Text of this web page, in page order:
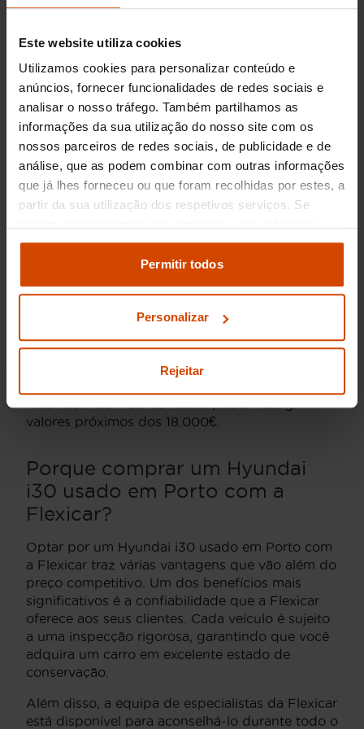
Este website utiliza cookies
Utilizamos cookies para personalizar conteúdo e
anúncios, fornecer funcionalidades de redes sociais e
analisar o nosso tráfego. Também partilhamos as
informações da sua utilização do nosso site com os
nossos parceiros de redes sociais, de publicidade e de
análise, que as podem combinar com outras informações
que já lhes forneceu ou que foram recolhidas por estes, a
partir da sua utilização dos respetivos serviços. Se
Pode modificar as suas opções de consentimento e
definições de cookies
definições e saber mais na nossa
Permitir todos
Personalizar
Rejeitar
i30 com estas motorizações cuidadosamente
inspecionadas, garantindo aos seus clientes uma
escolha segura e de qualidade para suas
necessidades de mobilidade no Porto.
Preço dos Hyundai i30
usados em Porto
consumidores que procuram um carro
compacto e eficiente. No mercado de
Hyundai i30 podem variar dependendo do ano
de fabrico, quilometragem e estado geral do
Hyundai i30 usado com preços a partir dos
12.000€ para modelos mais antigos com maior
valores próximos dos 18.000€.
Porque comprar um Hyundai
i30 usado em Porto com a
Flexicar?
Optar por um Hyundai i30 usado em Porto com
a Flexicar traz várias vantagens que vão além do
preço competitivo. Um dos benefícios mais
significativos é a confiabilidade que a Flexicar
oferece aos seus clientes. Cada veículo é sujeito
a uma inspecção rigorosa, garantindo que você
adquira um carro em excelente estado de
conservação.
Além disso, a equipa de especialistas da Flexicar
está disponível para aconselhá-lo durante todo o